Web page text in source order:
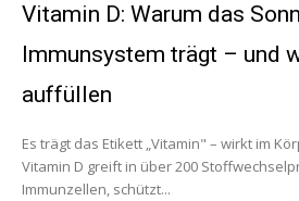
Vitamin D: Warum das
Immunsystem trägt – und
auffüllen
Es trägt das Etikett „Vitamin" – wirkt im
Vitamin D greift in über 200
Immunzellen, schützt...